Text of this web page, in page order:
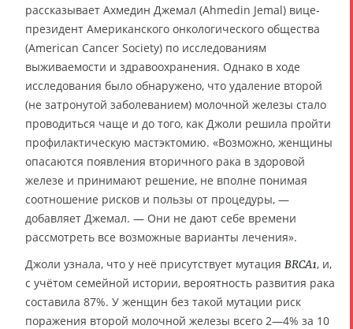
рассказывает Ахмедин Джемал (Ahmedin Jemal) вице-
президент Американского онкологического общества
(American Cancer Society) по исследованиям
выживаемости и здравоохранения. Однако в ходе
исследования было обнаружено, что удаление второй
(не затронутой заболеванием) молочной железы стало
проводиться чаще и до того, как Джоли решила пройти
профилактическую мастэктомию. «Возможно, женщины
опасаются появления вторичного рака в здоровой
железе и принимают решение, не вполне понимая
соотношение рисков и пользы от процедуры, —
добавляет Джемал. — Они не дают себе времени
рассмотреть все возможные варианты лечения».
Джоли узнала, что у неё присутствует мутация BRCA1, и,
с учётом семейной истории, вероятность развития рака
составила 87%. У женщин без такой мутации риск
поражения второй молочной железы всего 2—4% за 10